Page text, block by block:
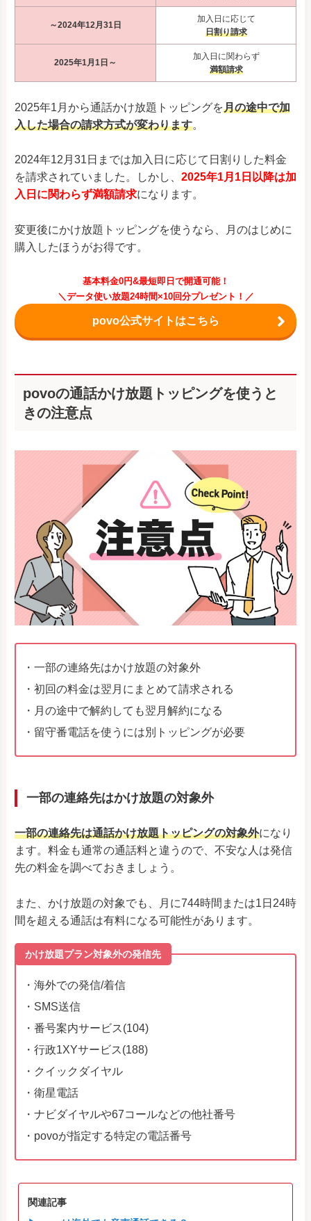
～2024年12月31日
加入日に応じて
日割り請求
2025年1月1日～
加入日に関わらず
満額請求
2025年1月から通話かけ放題トッピングを月の途中で加
入した場合の請求方式が変わります。
2024年12月31日までは加入日に応じて日割りした料金
を請求されていました。しかし、 2025年1月1日以降は加
入日に関わらず満額請求になります。
変更後にかけ放題トッピングを使うなら、月のはじめに
購入したほうがお得です。
基本料金0円&最短即日で開通可能！
＼データ使い放題24時間×10回分プレゼント！／
povo公式サイトはこちら
povoの通話かけ放題トッピングを使うと
きの注意点
・一部の連絡先はかけ放題の対象外
・初回の料金は翌月にまとめて請求される
・月の途中で解約しても翌月解約になる
・ 留守番電話を使うには別トッピングが必要
一部の連絡先はかけ放題の対象外
一部の連絡先は通話かけ放題トッピングの対象外になり
ます。料金も通常の通話料と違うので、不安な人は発信
先の料金を調べておきましょう。
また、かけ放題の対象でも、月に744時間または1日24時
間を超える通話は有料になる可能性があります。
かけ放題プラン対象外の発信先
・海外での発信/着信
・SMS送信
・番号案内サービス(104)
・行政1XYサービス(188)
・クイックダイヤル
・衛星電話
・ナビダイヤルや67コールなどの他社番号
・povoが指定する特定の電話番号
関連記事